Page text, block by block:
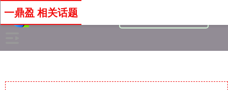
一鼎盈 相关话题